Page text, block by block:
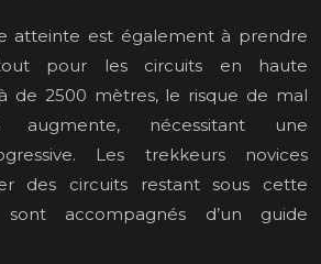
atteinte est également à prendre
pour les circuits en haute
de 2500 mètres, le risque de mal
augmente, nécessitant une
Les trekkeurs novices
des circuits restant sous cette
accompagnés d’un guide